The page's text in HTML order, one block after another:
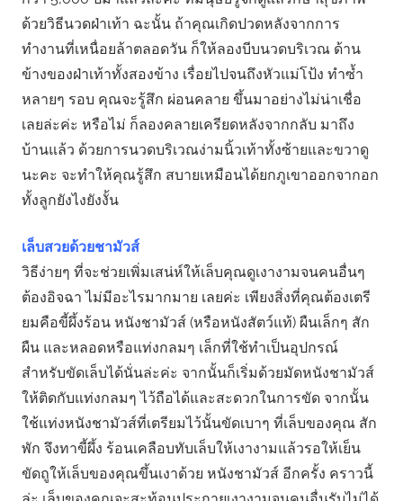
ด้วยวิธีนวดฝ่าเท้า ฉะนั้น ถ้าคุณเกิดปวดหลังจากการ
ทำงานที่เหนื่อยล้าตลอดวัน ก็ให้ลองบีบนวดบริเวณ ด้าน
ข้างของฝ่าเท้าทั้งสองข้าง เรื่อยไปจนถึงหัวแม่โป้ง ทำซ้ำ
หลายๆ รอบ คุณจะรู้สึก ผ่อนคลาย ขึ้นมาอย่างไม่น่าเชื่อ
เลยล่ะค่ะ หรือไม่ ก็ลองคลายเครียดหลังจากกลับ มาถึง
บ้านแล้ว ด้วยการนวดบริเวณง่ามนิ้วเท้าทั้งซ้ายและขวาดู
นะคะ จะทำให้คุณรู้สึก สบายเหมือนได้ยกภูเขาออกจากอก
ทั้งลูกยังไงยังงั้น
เล็บสวยด้วยชามัวส์
วิธีง่ายๆ ที่จะช่วยเพิ่มเสน่ห์ให้เล็บคุณดูเงางามจนคนอื่นๆ
ต้องอิจฉา ไม่มีอะไรมากมาย เลยค่ะ เพียงสิ่งที่คุณต้องเตรี
ยมคือขี้ผึ้งร้อน หนังชามัวส์ (หรือหนังสัตว์แท้) ผืนเล็กๆ สัก
ผืน และหลอดหรือแท่งกลมๆ เล็กที่ใช้ทำเป็นอุปกรณ์
สำหรับขัดเล็บได้นั่นล่ะค่ะ จากนั้นก็เริ่มด้วยมัดหนังชามัวส์
ให้ติดกับแท่งกลมๆ ไว้ถือได้และสะดวกในการขัด จากนั้น
ใช้แท่งหนังชามัวส์ที่เตรียมไว้นั้นขัดเบาๆ ที่เล็บของคุณ สัก
พัก จึงทาขี้ผึ้ง ร้อนเคลือบทับเล็บให้เงางามแล้วรอให้เย็น
ขัดถูให้เล็บของคุณขึ้นเงาด้วย หนังชามัวส์ อีกครั้ง คราวนี้